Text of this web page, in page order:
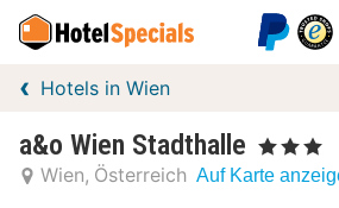
Hotels in Wien
a&o Wien Stadthalle , 3 Sterne
Wien Österreich Auf Karte